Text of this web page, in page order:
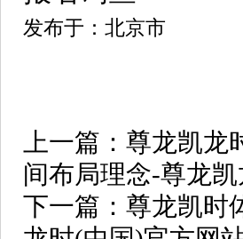
发布于：北京市
上一篇： 尊龙凯龙
间布局理念-尊龙
下一篇： 尊龙凯时